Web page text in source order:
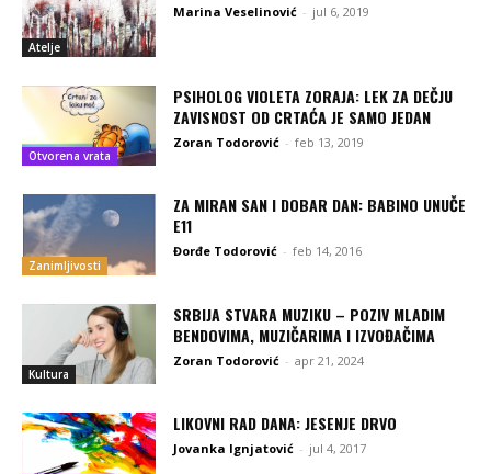
Atelje
Marina Veselinović - jul 6, 2019
Otvorena vrata
PSIHOLOG VIOLETA ZORAJA: LEK ZA DEČJU
ZAVISNOST OD CRTAĆA JE SAMO JEDAN
Zoran Todorović - feb 13, 2019
Zanimljivosti
ZA MIRAN SAN I DOBAR DAN: BABINO UNUČE
E11
Đorđe Todorović - feb 14, 2016
Kultura
SRBIJA STVARA MUZIKU – POZIV MLADIM
BENDOVIMA, MUZIČARIMA I IZVOĐAČIMA
Zoran Todorović - apr 21, 2024
LIKOVNI RAD DANA: JESENJE DRVO
Jovanka Ignjatović - jul 4, 2017